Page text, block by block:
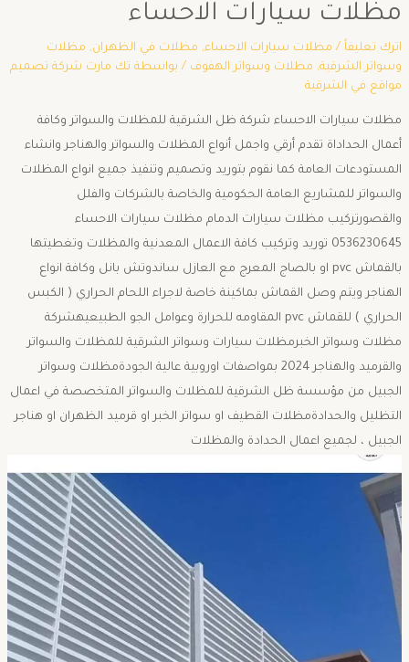
مظلات سيارات الاحساء
اترك تعليقاً / مظلات سيارات الاحساء, مظلات في الظهران, مظلات
وسواتر الشرقية, مظلات وسواتر الهفوف / بواسطة تك مارت شركة تصميم
مواقع في الشرقية
مظلات سيارات الاحساء شركة ظل الشرقية للمظلات والسواتر وكافة
أعمال الحداداة تقدم أرقي واجمل أنواع المظلات والسواتر والهناجر وانشاء
المستودعات العامة كما نقوم بتوريد وتصميم وتنفيذ جميع انواع المظلات
والسواتر للمشاريع العامة الحكومية والخاصة بالشركات والفلل
والقصورتركيب مظلات سيارات الدمام مظلات سيارات الاحساء
0536230645 توريد وتركيب كافة الاعمال المعدنية والمظلات وتغطيتها
بالقماش pvc او بالصاج المعرج مع العازل ساندوتش بانل وكافة انواع
الهناجر ويتم وصل القماش بماكينة خاصة لاجراء اللحام الحراري ( الكبس
الحراري ) للقماش pvc المقاومه للحرارة وعوامل الجو الطبيعيهشركة
مظلات وسواتر الخبرمظلات سيارات وسواتر الشرقية للمظلات والسواتر
والقرميد والهناجر 2024 بمواصفات اوروبية عالية الجودةمظلات وسواتر
الجبيل من مؤسسة ظل الشرقية للمظلات والسواتر المتخصصة في اعمال
التظليل والحدادةمظلات القطيف او سواتر الخبر او قرميد الظهران او هناجر
الجبيل ، لجميع اعمال الحدادة والمظلات